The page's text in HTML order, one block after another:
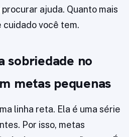
ajuda. Quanto mais
cuidado você tem.
sobriedade no
metas pequenas
linha reta. Ela é uma série
Por isso, metas